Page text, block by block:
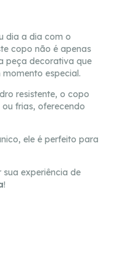
dia a dia com o
copo não é apenas
peça decorativa que
especial.
resistente, o copo
frias, oferecendo
ele é perfeito para
experiência de
!